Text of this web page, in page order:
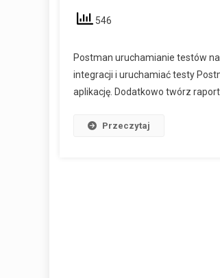
546
Postman uruchamianie testów
integracji i uruchamiać testy
aplikację. Dodatkowo twórz
Przeczytaj